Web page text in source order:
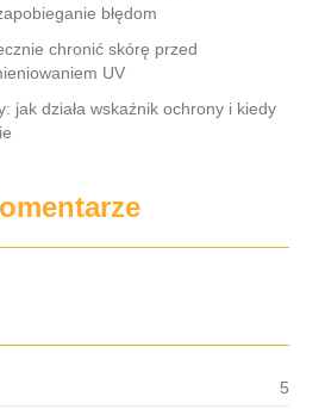
błędom
chronić skórę przed
UV
jak działa wskaźnik ochrony i kiedy
5